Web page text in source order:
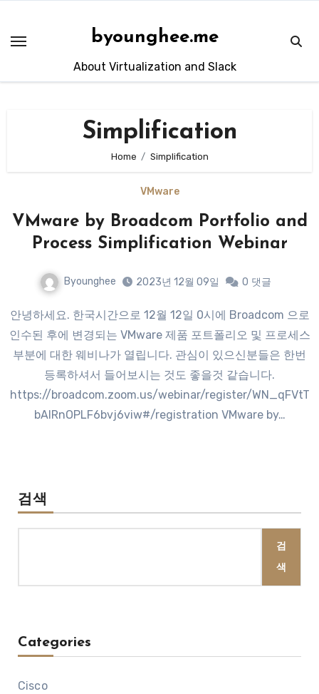
content
byounghee.me
About Virtualization and Slack
Simplification
Home Simplification
VMware
VMware by Broadcom Portfolio and
Process Simplification Webinar
Byounghee 2023년 12월 09일 0 댓글
안녕하세요. 한국시간으로 12월 12일 0시에 Broadcom 으로
인수된 후에 변경되는 VMware 제품 포트폴리오 및 프로세스
부분에 대한 웨비나가 열립니다. 관심이 있으신분들은 한번
등록하셔서 들어보시는 것도 좋을것 같습니다.
https://broadcom.zoom.us/webinar/register/WN_qFVtT
bAlRnOPLF6bvj6viw#/registration VMware by…
검색
검
색
Categories
Cisco